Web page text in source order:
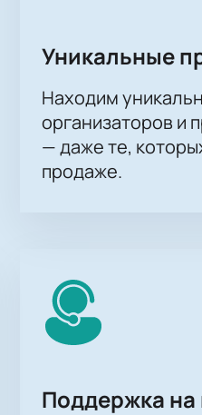
Уникальные
Находим
организаторов и
— даже те,
продаже.
Поддержка